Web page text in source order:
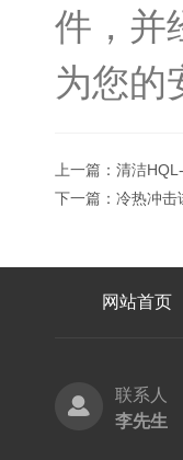
件，并
为您的
上一篇： 清洁
下一篇： 冷热冲击
网站首页
联系人
李先生